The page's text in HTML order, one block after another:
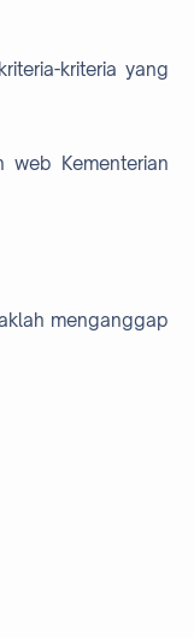
kriteria yang
web Kementerian
menganggap